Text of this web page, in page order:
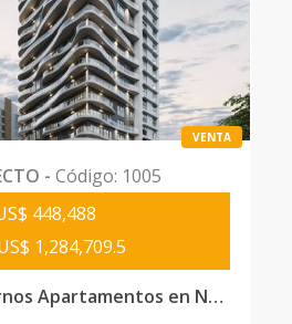
VENTA
- Código: 1005
448,488
1,284,709.5
Modernos Apartamentos en Naco